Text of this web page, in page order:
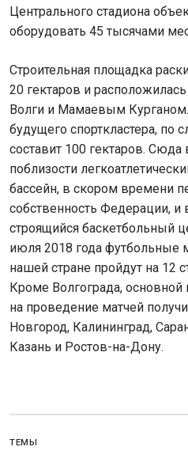
Центрального стадиона
оборудовать 45 тысячами
Строительная площадка
20 гектаров и
Волги и Мамаевым
будущего спорткластера, по
составит 100 гектаров.
поблизости
бассейн, в скором времени
собственность Федерации,
строящийся баскетбольный
июля 2018 года футбольные
нашей стране пройдут на 12
Кроме Волгограда, основной
на проведение матчей
Новгород, Калининград,
Казань и Ростов-на-Дону.
ТЕМЫ